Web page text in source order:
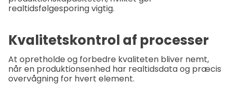
realtidsfølgesporing vigtig.
Kvalitetskontrol af processer
At opretholde og forbedre kvaliteten bliver nemt,
når en produktionsenhed har realtidsdata og præcis
overvågning for hvert element.